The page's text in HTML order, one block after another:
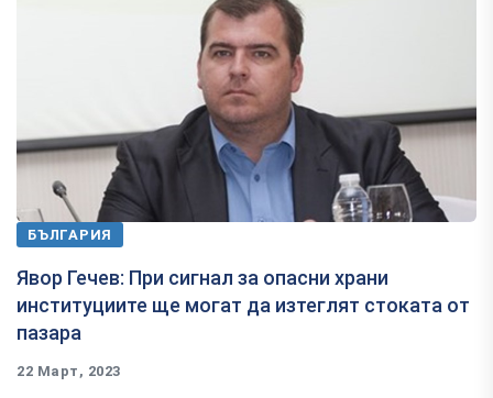
БЪЛГАРИЯ
Явор Гечев: При сигнал за опасни храни
институциите ще могат да изтеглят стоката от
пазара
22 Март, 2023